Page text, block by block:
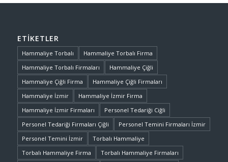
ETIKETLER
Hammaliye Torbalı
Hammaliye Torbalı Firma
Hammaliye Torbalı Firmaları
Hammaliye Çiğli
Hammaliye Çiğli Firma
Hammaliye Çiğli Firmaları
Hammaliye İzmir
Hammaliye İzmir Firma
Hammaliye İzmir Firmaları
Personel Tedariği Ciğli
Personel Tedariği Firmaları Çiğli
Personel Temini Firmaları İzmir
Personel Temini İzmir
Torbalı Hammaliye
Torbalı Hammaliye Firma
Torbalı Hammaliye Firmaları